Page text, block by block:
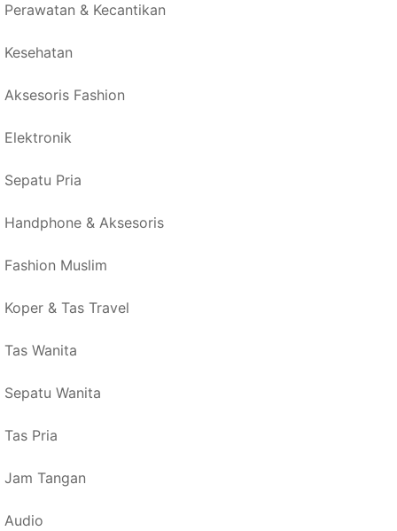
Perawatan & Kecantikan
Kesehatan
Aksesoris Fashion
Elektronik
Sepatu Pria
Handphone & Aksesoris
Fashion Muslim
Koper & Tas Travel
Tas Wanita
Sepatu Wanita
Tas Pria
Jam Tangan
Audio